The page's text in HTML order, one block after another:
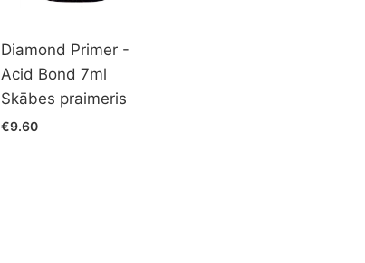
Diamond Primer -
Acid Bond 7ml
Skābes praimeris
€9.60